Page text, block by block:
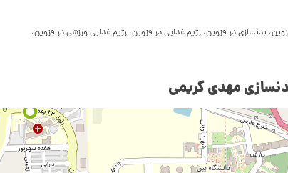
بدنسازی در قزوین، رژیم غذایی در قزوین، رژیم غذایی ورزشی در قزوین،
مهدی کریمی